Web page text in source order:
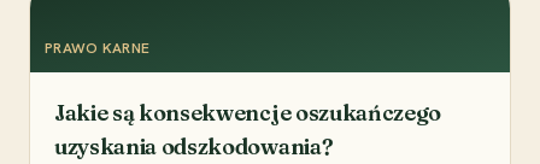
PRAWO KARNE
Jakie są konsekwencje oszukańczego
uzyskania odszkodowania?